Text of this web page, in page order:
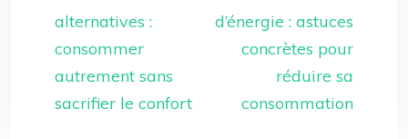
alternatives :
consommer
autrement sans
sacrifier le confort
d’énergie : astuces
concrètes pour
réduire sa
consommation